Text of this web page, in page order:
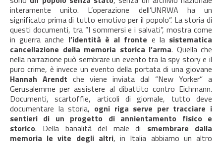
interamente unito. L’operazione dell’UNRWA ha un
significato prima di tutto emotivo per il popolo”. La storia di
questi documenti, tra “I sommersi e i salvati”, mostra come
in guerra anche l’identità è al fronte e la sistematica
cancellazione della memoria storica l’arma. Quella che
nella narrazione può sembrare un evento tra la spy story e il
puro crime, è invece un evento della portata di una giovane
Hannah Arendt che viene inviata dal “New Yorker” a
Gerusalemme per assistere al dibattito contro Eichmann.
Documenti, scartoffie, articoli di giornale, tutto deve
documentare la storia, ogni riga serve per tracciare i
sentieri di un progetto di annientamento fisico e
storico. Della banalità del male di smembrare dalla
memoria le vite degli altri, in Italia abbiamo un altro